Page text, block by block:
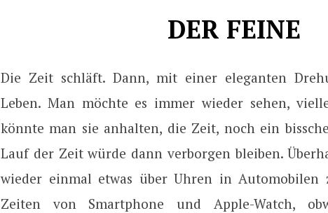
DER FEINE
Die Zeit schläft. Dann, mit einer eleganten
Leben. Man möchte es immer wieder sehen,
könnte man sie anhalten, die Zeit, noch ein
Lauf der Zeit würde dann verborgen bleiben.
wieder einmal etwas über Uhren in Automobilen
Zeiten von Smartphone und Apple-Watch,